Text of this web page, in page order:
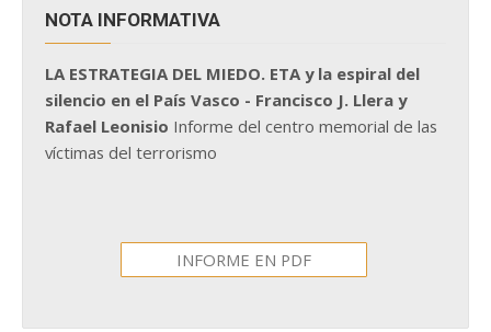
NOTA INFORMATIVA
LA ESTRATEGIA DEL MIEDO. ETA y la espiral del
silencio en el País Vasco - Francisco J. Llera y
Rafael Leonisio Informe del centro memorial de las
víctimas del terrorismo
INFORME EN PDF